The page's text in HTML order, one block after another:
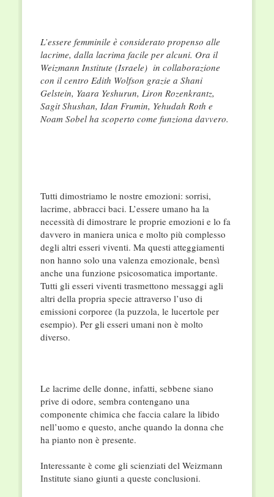
L’essere femminile è considerato propenso alle
lacrime, dalla lacrima facile per alcuni. Ora il
Weizmann Institute (Israele) in collaborazione
con il centro Edith Wolfson grazie a Shani
Gelstein, Yaara Yeshurun, Liron Rozenkrantz,
Sagit Shushan, Idan Frumin, Yehudah Roth e
Noam Sobel ha scoperto come funziona davvero.
Tutti dimostriamo le nostre emozioni: sorrisi,
lacrime, abbracci baci. L’essere umano ha la
necessità di dimostrare le proprie emozioni e lo fa
davvero in maniera unica e molto più complesso
degli altri esseri viventi. Ma questi atteggiamenti
non hanno solo una valenza emozionale, bensì
anche una funzione psicosomatica importante.
Tutti gli esseri viventi trasmettono messaggi agli
altri della propria specie attraverso l’uso di
emissioni corporee (la puzzola, le lucertole per
esempio). Per gli esseri umani non è molto
diverso.
Le lacrime delle donne, infatti, sebbene siano
prive di odore, sembra contengano una
componente chimica che faccia calare la libido
nell’uomo e questo, anche quando la donna che
ha pianto non è presente.
Interessante è come gli scienziati del Weizmann
Institute siano giunti a queste conclusioni.